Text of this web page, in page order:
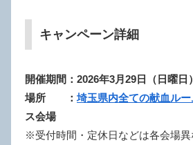
キャンペーン詳細
開催期間：2026年3月29 日（日曜日
場所 ：埼玉県内全ての献血ルー
ス会場
※受付時間・定休日などは各会場